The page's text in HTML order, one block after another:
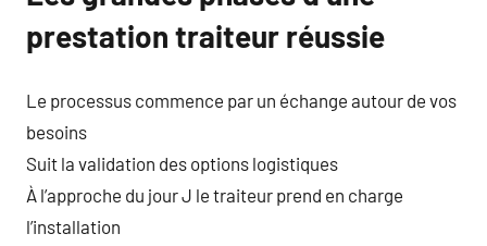
prestation traiteur réussie
Le processus commence par un échange autour de vos
besoins
Suit la validation des options logistiques
À l’approche du jour J le traiteur prend en charge
l’installation